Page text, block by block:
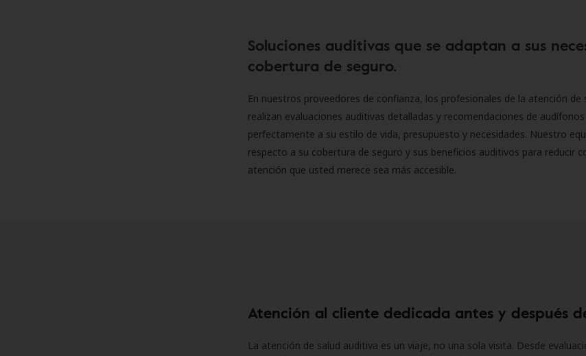
Soluciones auditivas que se adaptan a sus
cobertura de seguro.
En nuestros proveedores de confianza, los profesionales de la atención de
realizan evaluaciones auditivas detalladas y recomendaciones de
perfectamente a su estilo de vida, presupuesto y necesidades. Nuestro
respecto a su cobertura de seguro y sus beneficios auditivos para reducir
atención que usted merece sea más accesible.
Atención al cliente dedicada antes y después
La atención de salud auditiva es un viaje, no una sola visita. Desde